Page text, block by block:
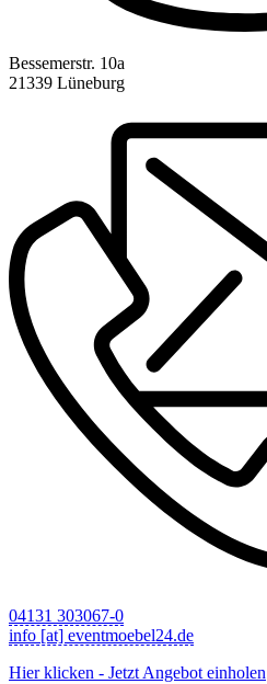
Bessemerstr. 10a
21339 Lüneburg
04131 303067-0
info [at] eventmoebel24.de
Hier klicken - Jetzt Angebot einholen